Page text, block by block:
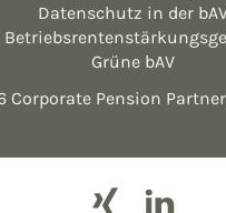
Datenschutz in der
Grüne bAV
Corporate Pension Partner